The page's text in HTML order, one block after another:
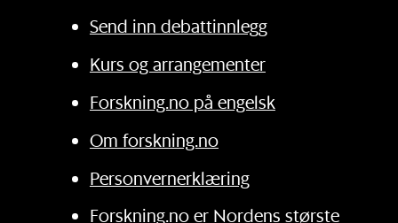
Send inn debattinnlegg
Kurs og arrangementer
Forskning.no på engelsk
Om forskning.no
Personvernerklæring
Forskning.no er Nordens største